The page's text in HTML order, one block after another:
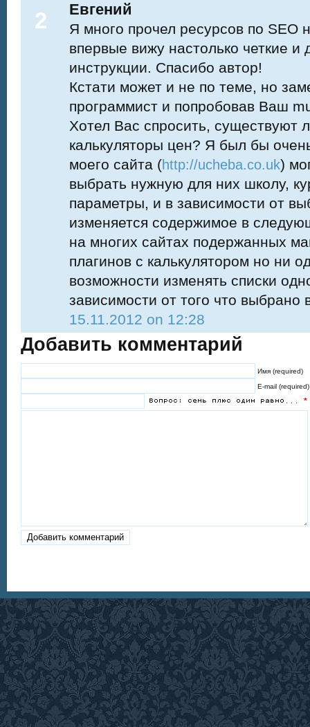
2 Евгений
Я много прочел ресурсов по SEO
впервые вижу настолько четкие и
инструкции. Спасибо автор!
Кстати может и не по теме, но
программист и попробовав Ваш
Хотел Вас спросить, существуют
калькуляторы цен? Я был бы
моего сайта (http://ucheba.co.uk)
выбрать нужную для них школу,
параметры, и в зависимости от
изменяется содержимое в
на многих сайтах подержанных
плагинов с калькулятором но ни
возможности изменять списки
зависимости от того что выбрано
15.11.2012 on 12:28
Добавить комментарий
Имя (required)
E-mail (required)
*